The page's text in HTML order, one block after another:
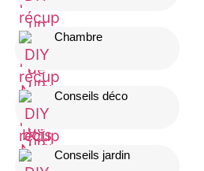
Chambre
Conseils déco
Conseils jardin